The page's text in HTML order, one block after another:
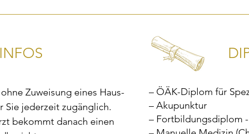
Zuweisung eines Haus-
Sie jederzeit zugänglich.
bekommt danach einen
– ÖÄK-Diplom für
– Akupunktur
– Fortbildungsdiplom -